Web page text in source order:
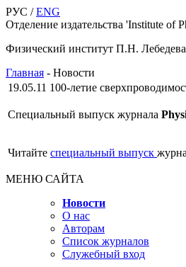
РУС /ENG
Отделение издательства 'Institute of
Физический институт П.Н.
Главная - Новости
19.05.11 100-летие
Специальный выпуск журнала
Читайте специальный выпуск
МЕНЮ САЙТА
Новости
О нас
Авторам
Список журналов
Служебный вход